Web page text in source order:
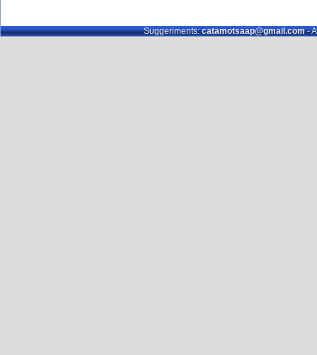
Suggeriments:catamotsaap@gmail.com-